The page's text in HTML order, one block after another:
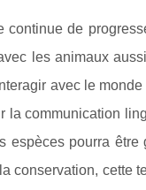
continue de
les animaux
avec le
la communication
espèces pourra
conservation, cette